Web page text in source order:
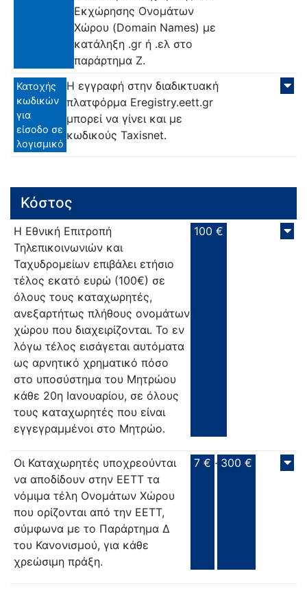
Εκχώρησης Ονομάτων
Χώρου (Domain Names) με
κατάληξη .gr ή .ελ στο
παράρτημα Ζ.
Κατοχής
κωδικών
για
είσοδο σε
λογισμικό
Η εγγραφή στην διαδικτυακή
πλατφόρμα Eregistry.eett.gr
μπορεί να γίνει και με
κωδικούς Taxisnet.
Κόστος
Η Εθνική Επιτροπή
Τηλεπικοινωνιών και
Ταχυδρομείων επιβάλει ετήσιο
τέλος εκατό ευρώ (100€) σε
όλους τους καταχωρητές,
ανεξαρτήτως πλήθους ονομάτων
χώρου που διαχειρίζονται. Το εν
λόγω τέλος εισάγεται αυτόματα
ως αρνητικό χρηματικό πόσο
στο υποσύστημα του Μητρώου
κάθε 20η Ιανουαρίου, σε όλους
τους καταχωρητές που είναι
εγγεγραμμένοι στο Μητρώο.
100 €
Οι Καταχωρητές υποχρεούνται
να αποδίδουν στην ΕΕΤΤ τα
νόμιμα τέλη Ονομάτων Χώρου
που ορίζονται από την ΕΕΤΤ,
σύμφωνα με το Παράρτημα Δ
του Κανονισμού, για κάθε
χρεώσιμη πράξη.
7 € - 300 €